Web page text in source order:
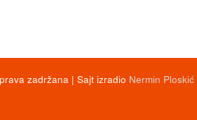
zadržana | Sajt izradio Nermin Ploskić